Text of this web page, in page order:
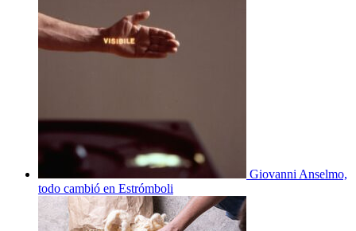
Giovanni Anselmo,
todo cambió en Estrómboli